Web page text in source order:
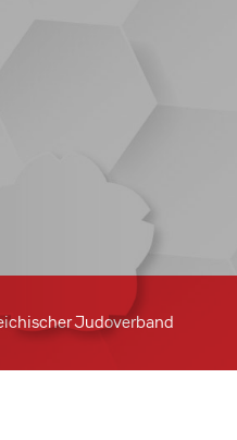
Judoverband